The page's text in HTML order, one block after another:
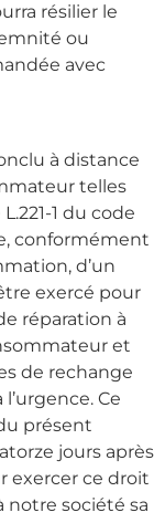
résilier le
ou
avec
à distance
telles
1 du code
conformément
d’un
exercé pour
réparation à
et
de rechange
Ce
présent
jours après
exercer ce droit
notre société sa